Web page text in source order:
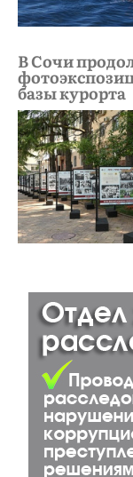
В Сочи
базы курорта